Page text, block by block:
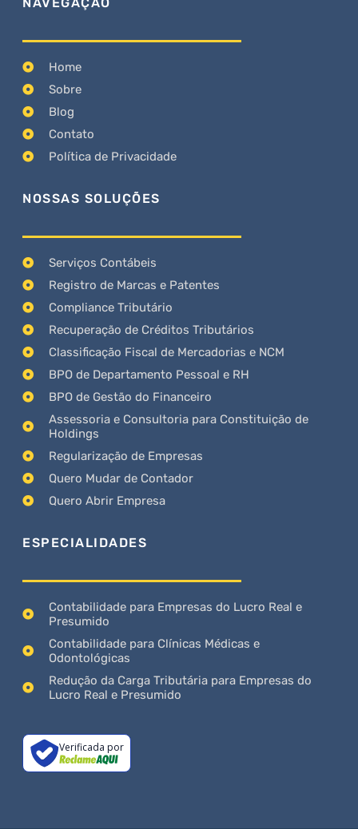
Home
Sobre
Blog
Contato
Política de Privacidade
NOSSAS SOLUÇÕES
Serviços Contábeis
Registro de Marcas e Patentes
Compliance Tributário
Recuperação de Créditos Tributários
Classificação Fiscal de Mercadorias e NCM
BPO de Departamento Pessoal e RH
BPO de Gestão do Financeiro
Assessoria e Consultoria para Constituição de
Holdings
Regularização de Empresas
Quero Mudar de Contador
Quero Abrir Empresa
ESPECIALIDADES
Contabilidade para Empresas do Lucro Real e
Presumido
Contabilidade para Clínicas Médicas e
Odontológicas
Redução da Carga Tributária para Empresas do
Lucro Real e Presumido
Verificada por